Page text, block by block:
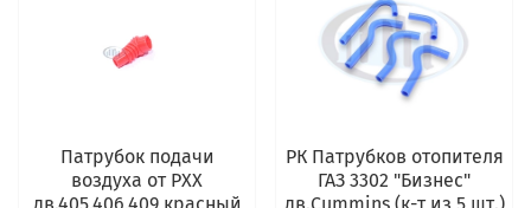
Патрубок подачи
воздуха от РХХ
РК Патрубков отопителя
ГАЗ 3302 "Бизнес"